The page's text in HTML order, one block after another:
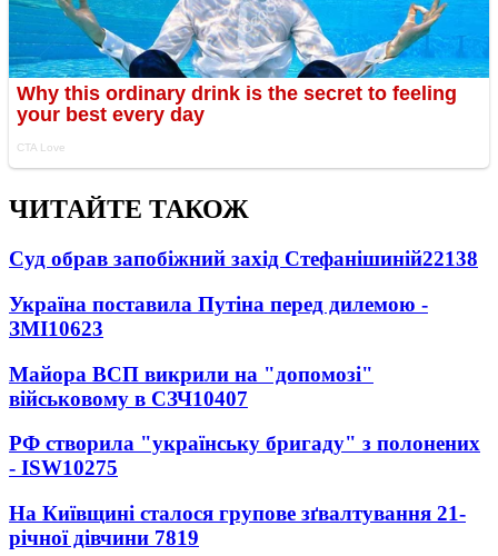
ЧИТАЙТЕ ТАКОЖ
Суд обрав запобіжний захід Стефанішиній22138
Україна поставила Путіна перед дилемою -
ЗМІ10623
Майора ВСП викрили на "допомозі"
військовому в СЗЧ10407
РФ створила "українську бригаду" з полонених
- ISW10275
На Київщині сталося групове зґвалтування 21-
річної дівчини 7819